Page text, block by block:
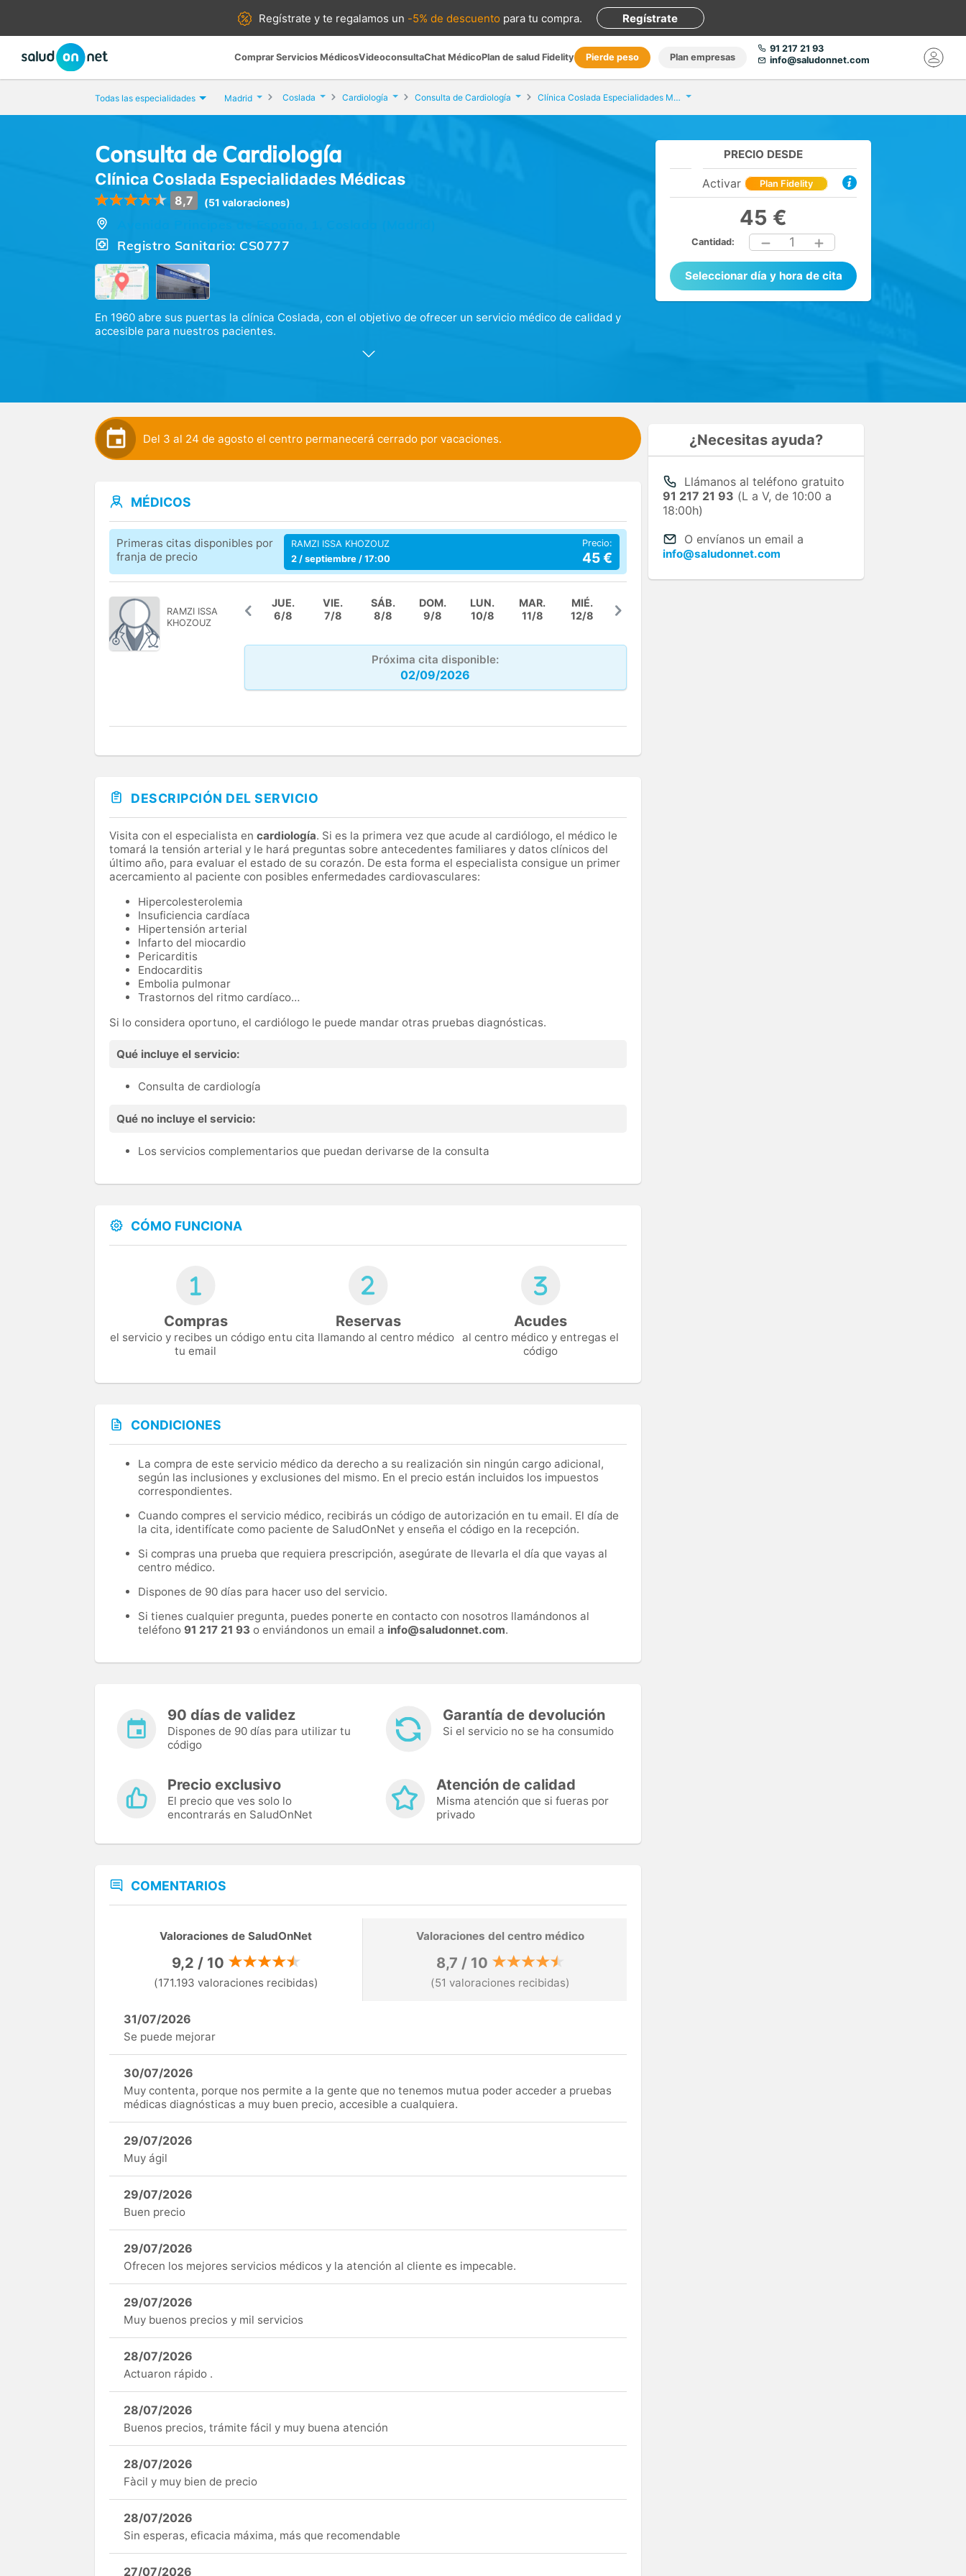
Regístrate yte regalamos un -5% de descuento para tu compra. Regístrate
Comprar Servicios MédicosVideoconsultaChat MédicoPlan de salud Fidelity Pierde peso Plan empresas
91 217 21 93
info@saludonnet.com
Todas las especialidades Madrid Coslada Cardiología Consulta de Cardiología Clínica Coslada Especialidades Médicas
Consulta de Cardiología
Clínica Coslada Especialidades Médicas
8,7 (51 valoraciones)
Registro Sanitario: CS0777
En 1960 abre sus puertas la clínica Coslada, con el objetivo de ofrecer un servicio médico de calidad y
accesible para nuestros pacientes.
Nos centramos en ofrecer atención médica de urgencia y tratamiento para diversas afecciones como el
número de especialidades.
Estamos comprometidos a proporcionar información clara sobre síntomas y tratamientos, asegurando la
confianza de nuestros pacientes.
PRECIO DESDE
Activar Plan Fidelity
45 €
Cantidad: 1
Seleccionar día y hora de cita
Del 3 al 24 de agosto el centro permanecerá cerrado por vacaciones.
MÉDICOS
Primeras citas disponibles por
franja de precio
RAMZI ISSA KHOZOUZ
2 / septiembre / 17:00
Precio:
45€
RAMZI ISSA
KHOZOUZ
JUE.
6/8
VIE.
7/8
SÁB.
8/8
DOM.
9/8
LUN.
10/8
MAR.
11/8
MIÉ.
12/8
Próxima cita disponible:
02/09/2026
DESCRIPCIÓN DEL SERVICIO
Visita con el especialista en cardiología. Si es la primera vez que acude al cardiólogo, el médico le
tomará la tensión arterial y le hará preguntas sobre antecedentes familiares y datos clínicos del
último año, para evaluar el estado de su corazón. De esta forma el especialista consigue un primer
acercamiento al paciente con posibles enfermedades cardiovasculares:
Hipercolesterolemia
Insuficiencia cardíaca
Hipertensión arterial
Infarto del miocardio
Pericarditis
Endocarditis
Embolia pulmonar
Trastornos del ritmo cardíaco…
Si lo considera oportuno, el cardiólogo le puede mandar otras pruebas diagnósticas.
Qué incluye el servicio:
Consulta de cardiología
Qué no incluye el servicio:
Los servicios complementarios que puedan derivarse de la consulta
CÓMO FUNCIONA
Compras
el servicio y recibes un código en
tu email
Reservas
tu cita llamando al centro médico
Acudes
al centro médico y entregas el
código
CONDICIONES
La compra de este servicio médico da derecho a su realización sin ningún cargo adicional,
según las inclusiones y exclusiones del mismo. En el precio están incluidos los impuestos
correspondientes.
Cuando compres el servicio médico, recibirás un código de autorización en tu email. El día de
la cita, identifícate como paciente de SaludOnNet y enseña el código en la recepción.
Si compras una prueba que requiera prescripción, asegúrate de llevarla el día que vayas al
centro médico.
Dispones de 90 días para hacer uso del servicio.
Si tienes cualquier pregunta, puedes ponerte en contacto con nosotros llamándonos al
teléfono 91 217 21 93 o enviándonos un email a info@saludonnet.com.
90 días de validez
Dispones de 90 días para utilizar tu
código
Garantía de devolución
Si el servicio no se ha consumido
Precio exclusivo
El precio que ves solo lo
encontrarás en SaludOnNet
Atención de calidad
Misma atención que si fueras por
privado
COMENTARIOS
Valoraciones de SaludOnNet
9,2 / 10
(171.193 valoraciones recibidas)
Valoraciones del centro médico
8,7 / 10
(51 valoraciones recibidas)
31/07/2026
Se puede mejorar
30/07/2026
Muy contenta, porque nos permite a la gente que no tenemos mutua poder acceder a pruebas
médicas diagnósticas a muy buen precio, accesible a cualquiera.
29/07/2026
Muy ágil
29/07/2026
Buen precio
29/07/2026
Ofrecen los mejores servicios médicos y la atención al cliente es impecable.
29/07/2026
Muy buenos precios y mil servicios
28/07/2026
Actuaron rápido .
28/07/2026
Buenos precios, trámite fácil y muy buena atención
28/07/2026
Fàcil y muy bien de precio
28/07/2026
Sin esperas, eficacia máxima, más que recomendable
27/07/2026
¿Necesitas ayuda?
Llámanos al teléfono gratuito
91 217 21 93 (L a V, de 10:00 a
18:00h)
O envíanos un email a
info@saludonnet.com